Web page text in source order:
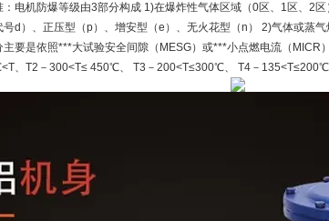
：电机防爆等级由3部分构成 1)在爆炸性气体区域（0区、1区、2
d）、正压型（p）、增安型（e）、无火花型（n） 2)气体或蒸
要是依照***大试验安全间隙（MESG）或***小点燃电流（MICR
、T2－300<T≤ 450℃、 T3－200<T≤300℃、 T4－